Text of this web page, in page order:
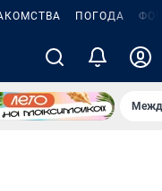
ПОГОДА